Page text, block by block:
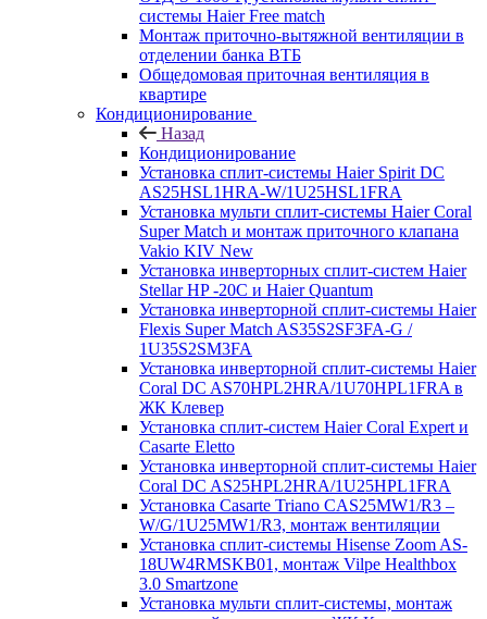
системы Haier Free match
Монтаж приточно-вытяжной вентиляции в
отделении банка ВТБ
Общедомовая приточная вентиляция в
квартире
Кондиционирование
Назад
Кондиционирование
Установка сплит-системы Haier Spirit DC
AS25HSL1HRA-W/1U25HSL1FRA
Установка мульти сплит-системы Haier Coral
Super Match и монтаж приточного клапана
Vakio KIV New
Установка инверторных сплит-систем Haier
Stellar HP -20С и Haier Quantum
Установка инверторной сплит-системы Haier
Flexis Super Match AS35S2SF3FA-G /
1U35S2SM3FA
Установка инверторной сплит-системы Haier
Coral DC AS70HPL2HRA/1U70HPL1FRA в
ЖК Клевер
Установка сплит-систем Haier Coral Expert и
Casarte Eletto
Установка инверторной сплит-системы Haier
Coral DC AS25HPL2HRA/1U25HPL1FRA
Установка Casarte Triano CAS25MW1/R3 –
W/G/1U25MW1/R3, монтаж вентиляции
Установка сплит-системы Hisense Zoom AS-
18UW4RMSKB01, монтаж Vilpe Healthbox
3.0 Smartzone
Установка мульти сплит-системы, монтаж